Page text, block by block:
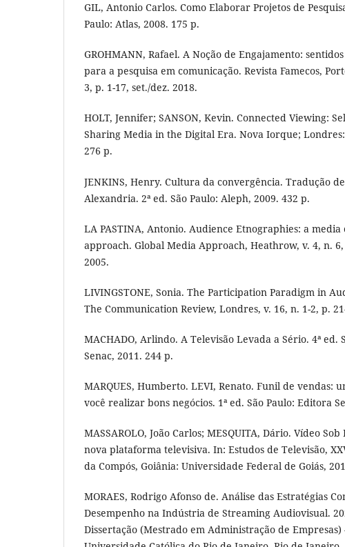
GIL, Antonio Carlos. Como Elaborar Projetos de
Paulo: Atlas, 2008. 175 p.
GROHMANN, Rafael. A Noção de Engajamento:
para a pesquisa em comunicação. Revista Famecos,
3, p. 1-17, set./dez. 2018.
HOLT, Jennifer; SANSON, Kevin. Connected Viewing:
Sharing Media in the Digital Era. Nova Iorque;
276 p.
JENKINS, Henry. Cultura da convergência. Tradução
Alexandria. 2ª ed. São Paulo: Aleph, 2009. 432 p.
LA PASTINA, Antonio. Audience Etnographies: a media
approach. Global Media Approach, Heathrow, v. 4, n.
2005.
LIVINGSTONE, Sonia. The Participation Paradigm in
The Communication Review, Londres, v. 16, n. 1-2, p.
MACHADO, Arlindo. A Televisão Levada a Sério. 4ª ed.
Senac, 2011. 244 p.
MARQUES, Humberto. LEVI, Renato. Funil de vendas:
você realizar bons negócios. 1ª ed. São Paulo: Editora
MASSAROLO, João Carlos; MESQUITA, Dário. Vídeo
nova plataforma televisiva. In: Estudos de Televisão,
da Compós, Goiânia: Universidade Federal de Goiás,
MORAES, Rodrigo Afonso de. Análise das Estratégias
Desempenho na Indústria de Streaming Audiovisual.
Dissertação (Mestrado em Administração de Empresas)